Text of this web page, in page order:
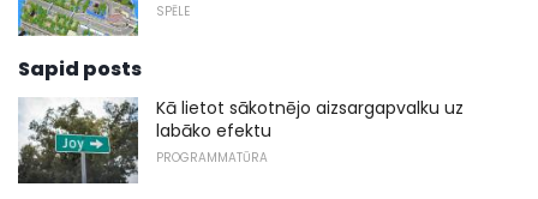
SPĒLE
Sapid posts
Kā lietot sākotnējo aizsargapvalku uz
labāko efektu
PROGRAMMATŪRA